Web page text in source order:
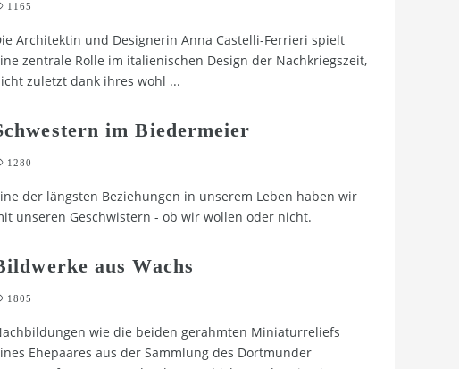
1165
Architektin und Designerin Anna Castelli-Ferrieri spielt
zentrale Rolle im italienischen Design der Nachkriegszeit,
zuletzt dank ihres wohl ...
im Biedermeier
1280
der längsten Beziehungen in unserem Leben haben wir
unseren Geschwistern - ob wir wollen oder nicht.
aus Wachs
1805
wie die beiden gerahmten Miniaturreliefs
Ehepaares aus der Sammlung des Dortmunder